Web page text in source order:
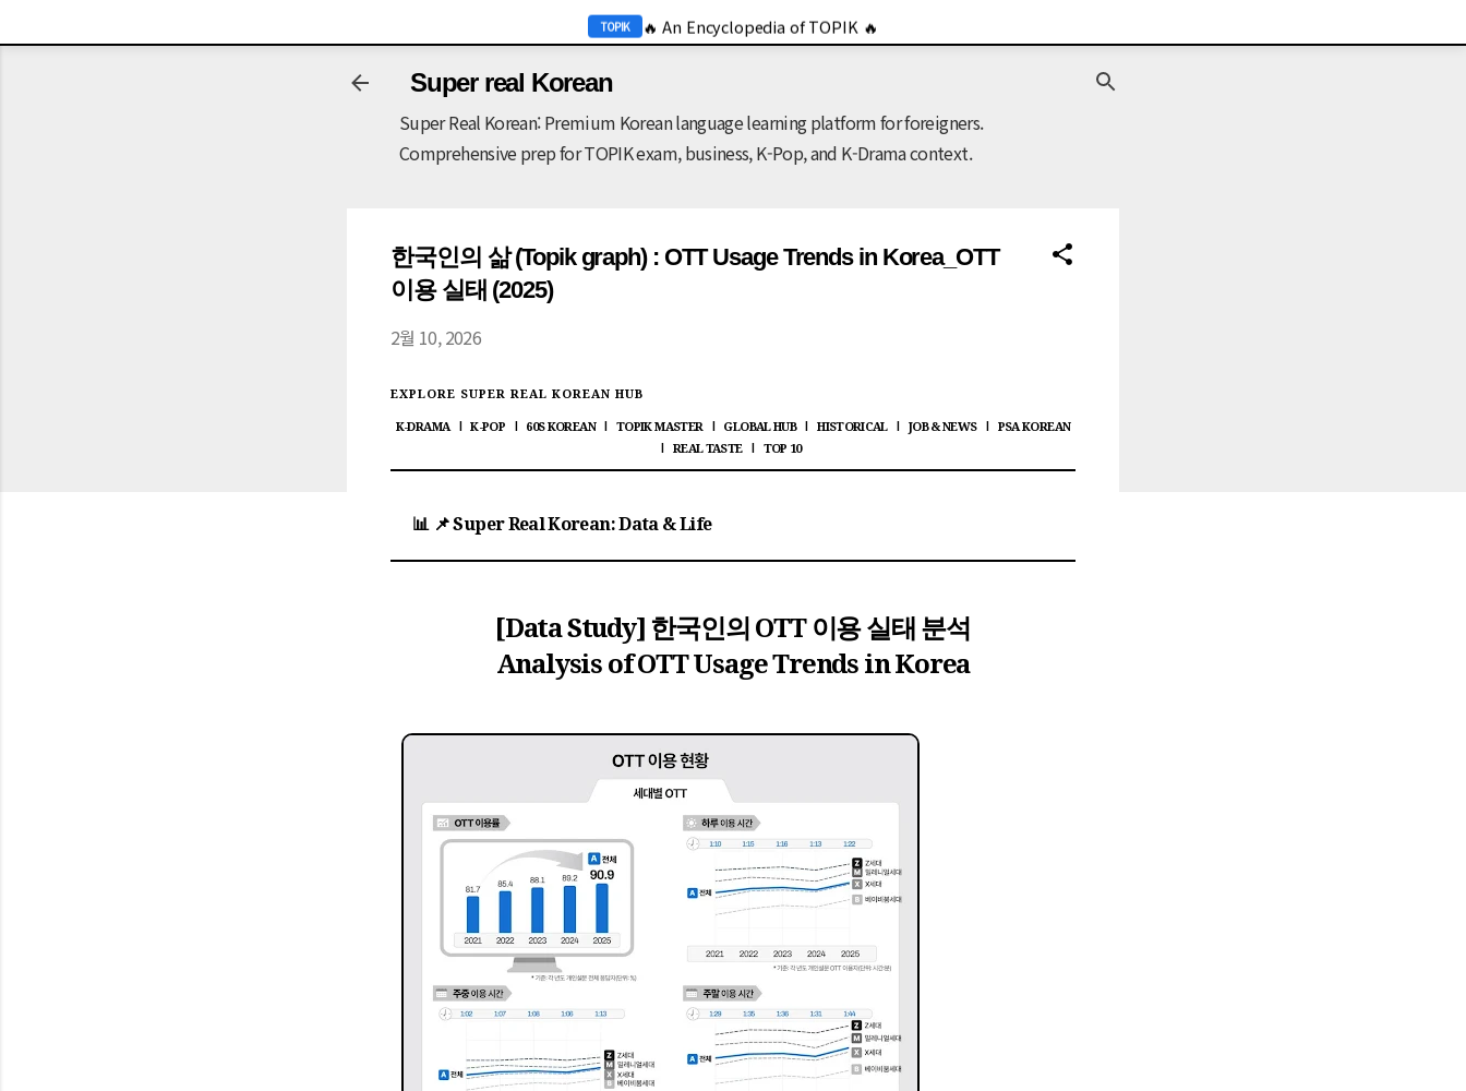
TOPIK 🔥 An Encyclopedia of TOPIK 🔥
기본 콘텐츠로 건너뛰기
Super real Korean
Super Real Korean: Premium Korean language learning platform for foreigners.
Comprehensive prep for TOPIK exam, business, K-Pop, and K-Drama context.
한국인의 삶 (Topik graph) : OTT Usage Trends in Korea_OTT
이용 실태 (2025)
2월 10, 2026
EXPLORE SUPER REAL KOREAN HUB
K-DRAMA K-POP 60S KOREAN TOPIK MASTER GLOBAL HUB HISTORICAL JOB & NEWS PSA KOREAN
REAL TASTE TOP 10
📊 📌 Super Real Korean: Data & Life
[Data Study] 한국인의 OTT 이용 실태 분석
Analysis of OTT Usage Trends in Korea